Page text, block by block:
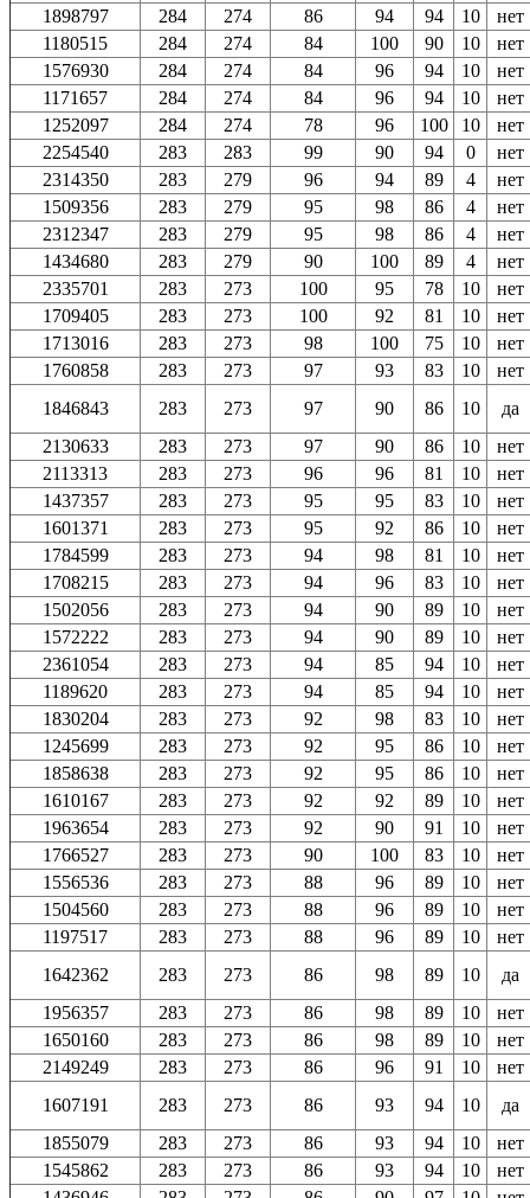
1898797 284 274 86 94 94 10
нет
1180515
284 274 84 100 90 10
нет
1576930
284 274 84 96 94 10
нет
1171657
284 274 84 96 94 10
нет
1252097
284 274 78 96 100 10
нет
2254540
283 283 99 90 94 0
нет
2314350
283 279 96 94 89 4
нет
1509356
283 279 95 98 86 4
нет
2312347
283 279 95 98 86 4
нет
1434680
283 279 90 100 89 4
нет
2335701
283 273 100 95 78 10
нет
1709405
283 273 100 92 81 10
нет
1713016
283 273 98 100 75 10
нет
1760858
283 273 97 93 83 10
нет
1846843
283 273 97 90 86 10
да
2130633
283 273 97 90 86 10
нет
2113313
283 273 96 96 81 10
нет
1437357
283 273 95 95 83 10
нет
1601371
283 273 95 92 86 10
нет
1784599
283 273 94 98 81 10
нет
1708215
283 273 94 96 83 10
нет
1502056
283 273 94 90 89 10
нет
1572222
283 273 94 90 89 10
нет
2361054
283 273 94 85 94 10
нет
1189620
283 273 94 85 94 10
нет
1830204
283 273 92 98 83 10
нет
1245699
283 273 92 95 86 10
нет
1858638
283 273 92 95 86 10
нет
1610167
283 273 92 92 89 10
нет
1963654
283 273 92 90 91 10
нет
1766527
283 273 90 100 83 10
нет
1556536
283 273 88 96 89 10
нет
1504560
283 273 88 96 89 10
нет
1197517
283 273 88 96 89 10
нет
1642362
283 273 86 98 89 10
да
1956357
283 273 86 98 89 10
нет
1650160
283 273 86 98 89 10
нет
2149249
283 273 86 96 91 10
нет
1607191
283 273 86 93 94 10
да
1855079
283 273 86 93 94 10
нет
1545862
283 273 86 93 94 10
нет